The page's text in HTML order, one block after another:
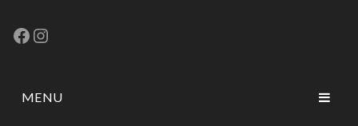
Facebook
Instagram
MENU